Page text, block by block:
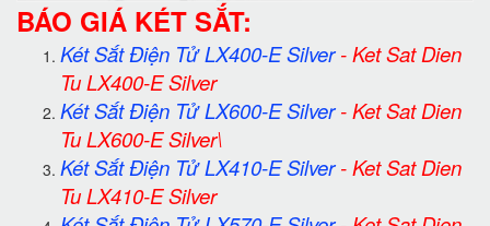
BÁO GIÁ KÉT SẮT:
Két Sắt Điện Tử LX400-E Silver-Ket Sat Dien
Tu LX400-E Silver
Két Sắt Điện Tử LX600-E Silver-Ket Sat Dien
Tu LX600-E Silver\
Két Sắt Điện Tử LX410-E Silver-Ket Sat Dien
Tu LX410-E Silver